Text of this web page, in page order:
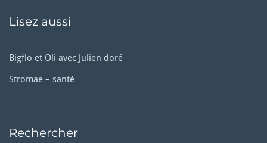
Lisez aussi
Bigflo et Oli avec Julien doré
Stromae – santé
Rechercher